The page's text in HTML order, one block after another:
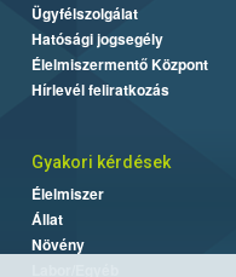
Ügyfélszolgálat
Hatósági jogsegély
Élelmiszermentő Központ
Hírlevél feliratkozás
Gyakori kérdések
Élelmiszer
Állat
Növény